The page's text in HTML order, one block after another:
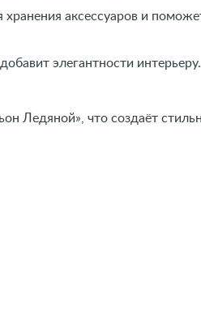
аксессуаров и
элегантности интерьеру.
Ледяной», что создаёт